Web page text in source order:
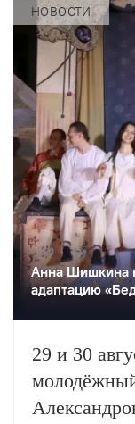
НОВОСТИ
Анна Шишкина
адаптацию
29 и 30